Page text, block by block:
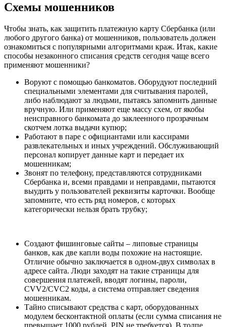
Схемы мошенников
Чтобы знать, как защитить платежную карту Сбербанка (или
любого другого банка) от мошенников, пользователь должен
ознакомиться с популярными алгоритмами краж. Итак, какие
способы незаконного списания средств сегодня чаще всего
применяют мошенники?
Воруют с помощью банкоматов. Оборудуют последний
специальными элементами для считывания паролей,
либо наблюдают за людьми, пытаясь запомнить данные
вручную. Или применяют еще массу схем, от якобы
неисправного банкомата до заклеенного прозрачным
скотчем лотка выдачи купюр;
Работают в паре с официантами или кассирами
развлекательных и иных учреждений. Обслуживающий
персонал копирует данные карт и передает их
мошенникам;
Звонят по телефону, представляются сотрудниками
Сбербанка и, всеми правдами и неправдами, пытаются
выудить у пользователей реквизиты карточки. Вообще
запомните, что есть ряд номеров, с которых
категорически нельзя брать трубку;
Создают фишинговые сайты – липовые страницы
банков, как две капли воды похожие на настоящие.
Отличие обычно заключается в одном-двух символах в
адресе сайта. Люди заходят на такие страницы для
совершения платежей, вводят логины, пароли,
CVV2/CVC2 коды, а система отправляет сведения
мошенникам.
Тайно списывают средства с карт, оборудованных
модулем бесконтактной оплаты (если сумма списания не